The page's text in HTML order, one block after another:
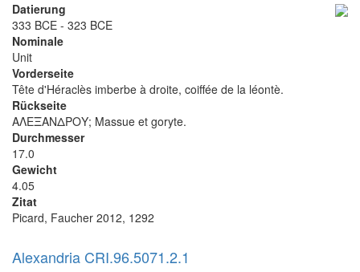
Datierung
333 BCE - 323 BCE
Nominale
Unit
Vorderseite
Tête d'Héraclès imberbe à droite, coiffée de la léontè.
Rückseite
ΑΛΕΞΑΝΔΡΟΥ; Massue et goryte.
Durchmesser
17.0
Gewicht
4.05
Zitat
Picard, Faucher 2012, 1292
Alexandria CRI.96.5071.2.1